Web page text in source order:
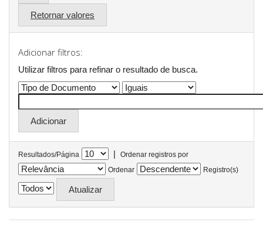
Retornar valores
Adicionar filtros:
Utilizar filtros para refinar o resultado de busca.
Resultados/Página |
Ordenar registros por
Ordenar
Registro(s)